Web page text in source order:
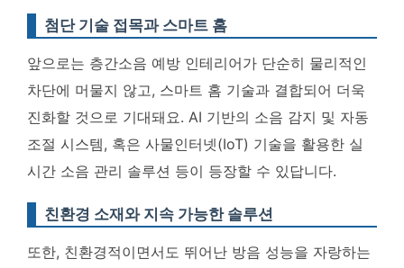
첨단 기술 접목과 스마트 홈
앞으로는 층간소음 예방 인테리어가 단순히 물리적인
차단에 머물지 않고, 스마트 홈 기술과 결합되어 더욱
진화할 것으로 기대돼요. AI 기반의 소음 감지 및 자동
조절 시스템, 혹은 사물인터넷(IoT) 기술을 활용한 실
시간 소음 관리 솔루션 등이 등장할 수 있답니다.
친환경 소재와 지속 가능한 솔루션
또한, 친환경적이면서도 뛰어난 방음 성능을 자랑하는